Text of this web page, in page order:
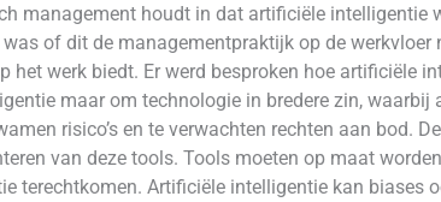
management houdt in dat artificiële intelligentie
of dit de managementpraktijk op de werkvloer
het werk biedt. Er werd besproken hoe artificiële
maar om technologie in bredere zin,
risico’s en te verwachten rechten aan bod.
van deze tools. Tools moeten op maat
terechtkomen. Artificiële intelligentie kan biases